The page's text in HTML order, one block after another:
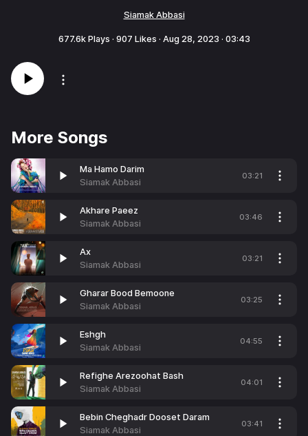
Siamak Abbasi
677.6kPlays · 907 Likes · Aug 28, 2023 · 03:43
More Songs
Ma Hamo Darim
Siamak Abbasi
03:21
Akhare Paeez
Siamak Abbasi
03:46
Ax
Siamak Abbasi
03:21
Gharar Bood Bemoone
Siamak Abbasi
03:25
Eshgh
Siamak Abbasi
04:55
Refighe Arezoohat Bash
Siamak Abbasi
04:01
Bebin Cheghadr Dooset Daram
Siamak Abbasi
03:41